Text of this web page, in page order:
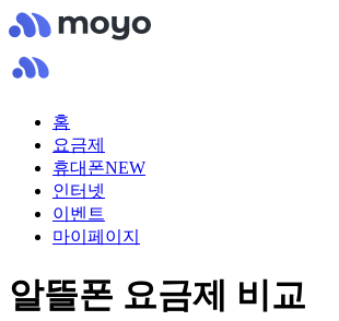
홈
요금제
휴대폰NEW
인터넷
이벤트
마이페이지
알뜰폰 요금제 비교